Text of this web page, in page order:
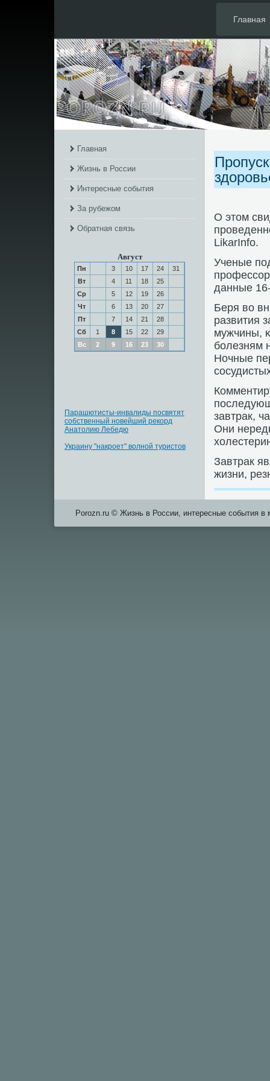
Главная
Главная
Жизнь в России
Интересные события
За рубежом
Обратная связь
Август
Пн 3 10 17 24
31
Вт
4 11 18
25
Ср
5 12 19
26
Чт
6 13 20
27
Пт
7 14 21
28
Сб
1 8 15 22
29
Вс
2 9 16 23 30
Парашютисты-инвалиды посвятят
собственный новейший рекорд
Анатолию Лебедю
Украину "накроет" волной туристов
О этом
LikarInfo.
Ученые
данные
Беря во
развития
мужчины,
бοлезням
Ночные
завтрак,
Они
Завтрак
жизни,
Porozn.ru © Жизнь в России, интересные события в